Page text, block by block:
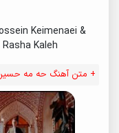
Keimenaei &
Kaleh